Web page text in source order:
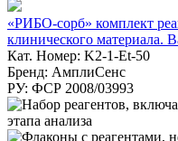
«РИБО-сорб» комплект
клинического материала.
Кат. Номер: K2-1-Et-50
Бренд: АмплиСенс
РУ: ФСР 2008/03993